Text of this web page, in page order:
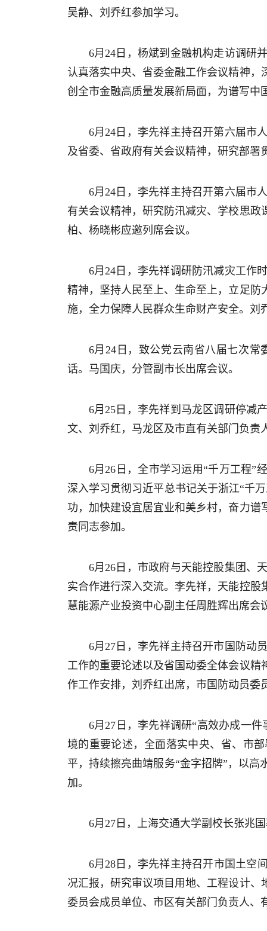
吴静、刘乔红参加学习。
6月24日，杨斌到金融机构走访调研
认真落实中央、省委金融工作会议精神
创全市金融高质量发展新局面，为谱写
6月24日，李先祥主持召开第六届市
及省委、省政府有关会议精神，研究部
6月24日，李先祥主持召开第六届市
有关会议精神，研究防汛减灾、学校思
柏、杨晓彬应邀列席会议。
6月24日，李先祥调研防汛减灾工作
精神，坚持人民至上、生命至上，立足
施，全力保障人民群众生命财产安全。
6月24日，致公党云南省八届七次
话。马国庆，分管副市长出席会议。
6月25日，李先祥到马龙区调研停减
文、刘乔红，马龙区及市直有关部门负责
6月26日，全市学习运用“千万工程”
深入学习贯彻习近平总书记关于浙江“千
功，加快建设宜居宜业和美乡村，奋力
责同志参加。
6月26日，市政府与天能控股集团、
实合作进行深入交流。李先祥，天能控
慧能源产业投资中心副主任周胜辉出席
6月27日，李先祥主持召开市国防动
工作的重要论述以及省国动委全体会议
作工作安排，刘乔红出席，市国防动员委
6月27日，李先祥调研“高效办成一
境的重要论述，全面落实中央、省、市
平，持续擦亮曲靖服务“金字招牌”，以
加。
6月27日，上海交通大学副校长张兆
6月28日，李先祥主持召开市国土空
况汇报，研究审议项目用地、工程设计
委员会成员单位、市区有关部门负责人、